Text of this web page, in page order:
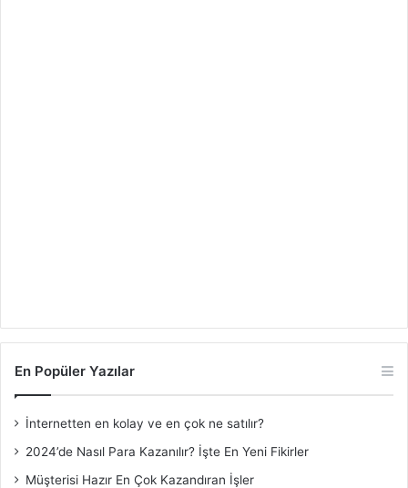
En Popüler Yazılar
İnternetten en kolay ve en çok ne satılır?
2024’de Nasıl Para Kazanılır? İşte En Yeni Fikirler
Müşterisi Hazır En Çok Kazandıran İşler